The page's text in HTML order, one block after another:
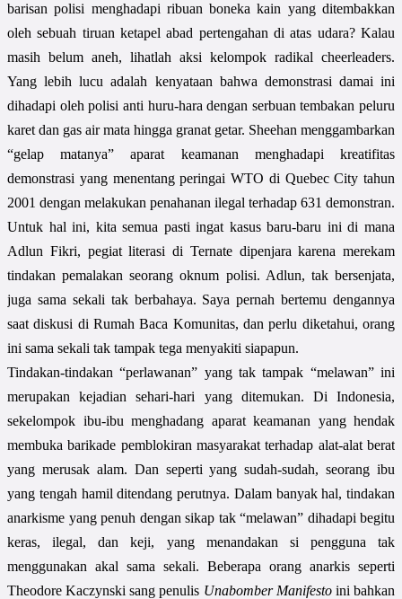
barisan polisi menghadapi ribuan boneka kain yang ditembakkan
oleh sebuah tiruan ketapel abad pertengahan di atas udara? Kalau
masih belum aneh, lihatlah aksi kelompok radikal cheerleaders.
Yang lebih lucu adalah kenyataan bahwa demonstrasi damai ini
dihadapi oleh polisi anti huru-hara dengan serbuan tembakan peluru
karet dan gas air mata hingga granat getar. Sheehan menggambarkan
“gelap matanya” aparat keamanan menghadapi kreatifitas
demonstrasi yang menentang peringai WTO di Quebec City tahun
2001 dengan melakukan penahanan ilegal terhadap 631 demonstran.
Untuk hal ini, kita semua pasti ingat kasus baru-baru ini di mana
Adlun Fikri, pegiat literasi di Ternate dipenjara karena merekam
tindakan pemalakan seorang oknum polisi. Adlun, tak bersenjata,
juga sama sekali tak berbahaya. Saya pernah bertemu dengannya
saat diskusi di Rumah Baca Komunitas, dan perlu diketahui, orang
ini sama sekali tak tampak tega menyakiti siapapun.
Tindakan-tindakan “perlawanan” yang tak tampak “melawan” ini
merupakan kejadian sehari-hari yang ditemukan. Di Indonesia,
sekelompok ibu-ibu menghadang aparat keamanan yang hendak
membuka barikade pemblokiran masyarakat terhadap alat-alat berat
yang merusak alam. Dan seperti yang sudah-sudah, seorang ibu
yang tengah hamil ditendang perutnya. Dalam banyak hal, tindakan
anarkisme yang penuh dengan sikap tak “melawan” dihadapi begitu
keras, ilegal, dan keji, yang menandakan si pengguna tak
menggunakan akal sama sekali. Beberapa orang anarkis seperti
Theodore Kaczynski sang penulis Unabomber Manifestoini bahkan